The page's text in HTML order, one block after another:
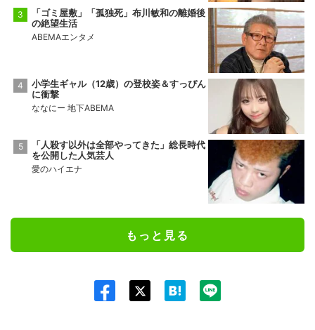
「ゴミ屋敷」「孤独死」布川敏和の離婚後
の絶望生活
ABEMAエンタメ
小学生ギャル（12歳）の登校姿＆すっぴん
に衝撃
ななにー 地下ABEMA
「人殺す以外は全部やってきた」総長時代
を公開した人気芸人
愛のハイエナ
もっと見る